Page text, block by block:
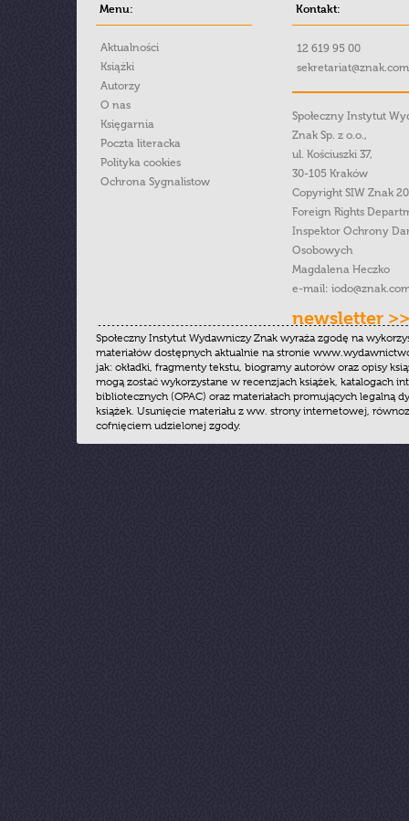
Menu:
Aktualności
Książki
Autorzy
O nas
Księgarnia
Poczta literacka
Polityka cookies
Ochrona Sygnalistow
Kontakt:
12 619 95 00
Społeczny Instytut
Znak Sp. z o.o.,
ul. Kościuszki 37,
30-105 Kraków
Copyright SIW Znak
Foreign Rights
Inspektor Ochrony
Osobowych
Magdalena Heczko
e-mail:
newsletter >>
Społeczny Instytut Wydawniczy Znak wyraża zgodę na
materiałów dostępnych aktualnie na stronie
jak: okładki, fragmenty tekstu, biogramy autorów oraz opisy
mogą zostać wykorzystane w recenzjach książek, katalogach
bibliotecznych (OPAC) oraz materiałach promujących legalną
książek. Usunięcie materiału z ww. strony internetowej,
cofnięciem udzielonej zgody.